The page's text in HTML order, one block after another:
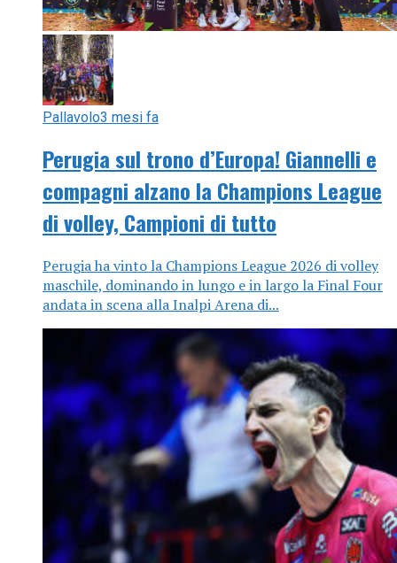
Pallavolo3 mesi fa
Perugia sul trono d’Europa! Giannelli e
compagni alzano la Champions League
di volley, Campioni di tutto
Perugia ha vinto la Champions League 2026 di volley
maschile, dominando in lungo e in largo la Final Four
andata in scena alla Inalpi Arena di...